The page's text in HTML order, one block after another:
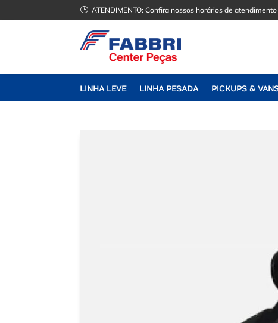
} ATENDIMENTO:Confira nossos horários de atendimento
LINHA LEVE LINHA PESADA PICKUPS &